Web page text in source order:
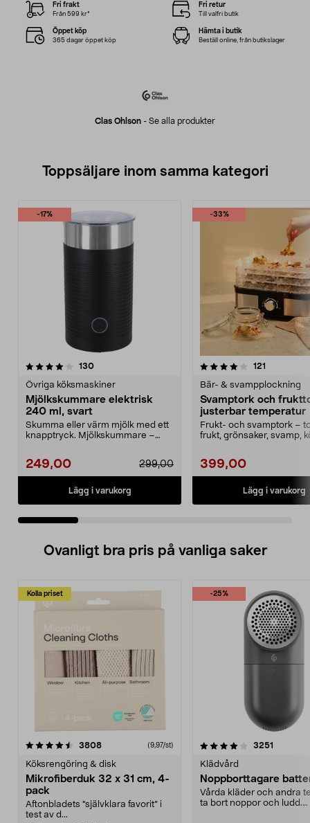
Clas Ohlson - Se alla produkter
Fri frakt
Från 599 kr*
Fri retur
Till valfri butik
Öppet köp
365 dagar öppet köp
Hämta i butik
Beställ online, från butikslager
Toppsäljare inom samma kategori
-17%
130recensioner
Övriga köksmaskiner
Mjölkskummare elektrisk
240 ml, svart
Skumma eller värm mjölk med ett
knapptryck. Mjölkskummare –
249,00 299,00
Lägg i varukorg
-33%
4.0 av 5 stjärnor 121
Bär- & svampplockning
Svamptork och
justerbar temperatur
Frukt- och svamptork –
frukt, grönsaker, svamp,
399,00
Lägg i varukorg
4.5 av 5 stjärnor
Ovanligt bra pris på vanliga saker
Kolla priset
3808recensioner (9,97/st)
Köksrengöring & disk
Mikrofiberduk 32 x 31 cm, 4-
pack
Aftonbladets "självklara favorit” i
test av d...
-25%
4.0av 5 stjärnor 3251
Klädvård
Noppborttagare
Vårda kläder och andra
ta bort noppor och ludd.
4.5av 5 stjärnor